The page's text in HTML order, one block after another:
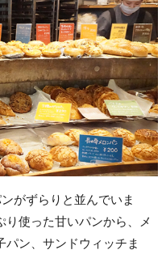
がずらりと並んでいま
使った甘いパンから、メ
パン、サンドウィッチま